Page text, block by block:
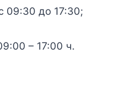
09:30 до 17:30;
– 17:00 ч.